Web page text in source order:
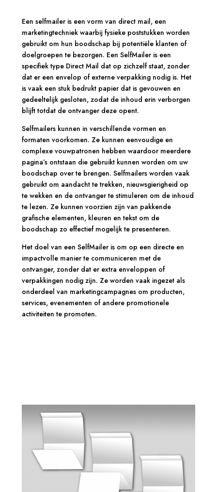
Een selfmailer is een vorm van direct mail, een
marketingtechniek waarbij fysieke poststukken worden
gebruikt om hun boodschap bij potentiële klanten of
doelgroepen te bezorgen. Een SelfMailer is een
specifiek type Direct Mail dat op zichzelf staat, zonder
dat er een envelop of externe verpakking nodig is. Het
is vaak een stuk bedrukt papier dat is gevouwen en
gedeeltelijk gesloten, zodat de inhoud erin verborgen
blijft totdat de ontvanger deze opent.
Selfmailers kunnen in verschillende vormen en
formaten voorkomen. Ze kunnen eenvoudige en
complexe vouwpatronen hebben waardoor meerdere
pagina’s ontstaan die gebruikt kunnen worden om uw
boodschap over te brengen. Selfmailers worden vaak
gebruikt om aandacht te trekken, nieuwsgierigheid op
te wekken en de ontvanger te stimuleren om de inhoud
te lezen. Ze kunnen voorzien zijn van pakkende
grafische elementen, kleuren en tekst om de
boodschap zo effectief mogelijk te presenteren.
Het doel van een SelfMailer is om op een directe en
impactvolle manier te communiceren met de
ontvanger, zonder dat er extra enveloppen of
verpakkingen nodig zijn. Ze worden vaak ingezet als
onderdeel van marketingcampagnes om producten,
services, evenementen of andere promotionele
activiteiten te promoten.